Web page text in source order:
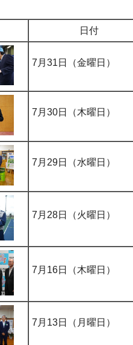
日付
7月31日（金曜日）
7月30日（木曜日）
7月29日（水曜日）
7月28日（火曜日）
7月16日（木曜日）
7月13日（月曜日）